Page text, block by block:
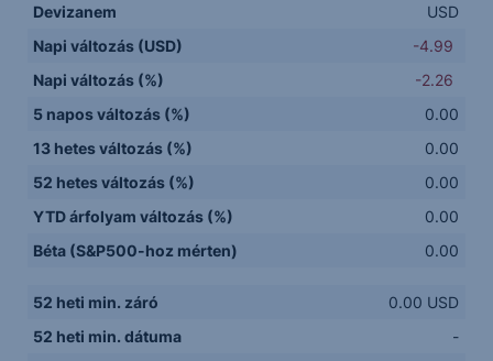
Devizanem
USD
Napi változás (USD)
-4.99
Napi változás (%)
-2.26
5 napos változás (%)
0.00
13 hetes változás (%)
0.00
52 hetes változás (%)
0.00
YTD árfolyam változás (%)
0.00
Béta (S&P500-hoz mérten)
0.00
52 heti min. záró
0.00 USD
52 heti min. dátuma
-